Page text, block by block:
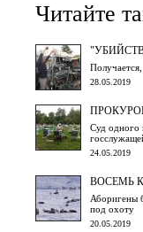
Читайте
28.05.2019
Суд одного
24.05.2019
ВОСЕМЬ
Аборигены
под охоту
20.05.2019